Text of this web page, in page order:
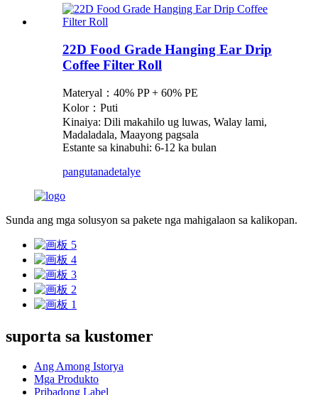
22D Food Grade Hanging Ear Drip
Coffee Filter Roll
Materyal：40% PP + 60% PE
Kolor：Puti
Kinaiya: Dili makahilo ug luwas, Walay lami,
Madaladala, Maayong pagsala
Estante sa kinabuhi: 6-12 ka bulan
pangutanadetalye
Sunda ang mga solusyon sa pakete nga mahigalaon sa kalikopan.
suporta sa kustomer
Ang Among Istorya
Mga Produkto
Pribadong Label